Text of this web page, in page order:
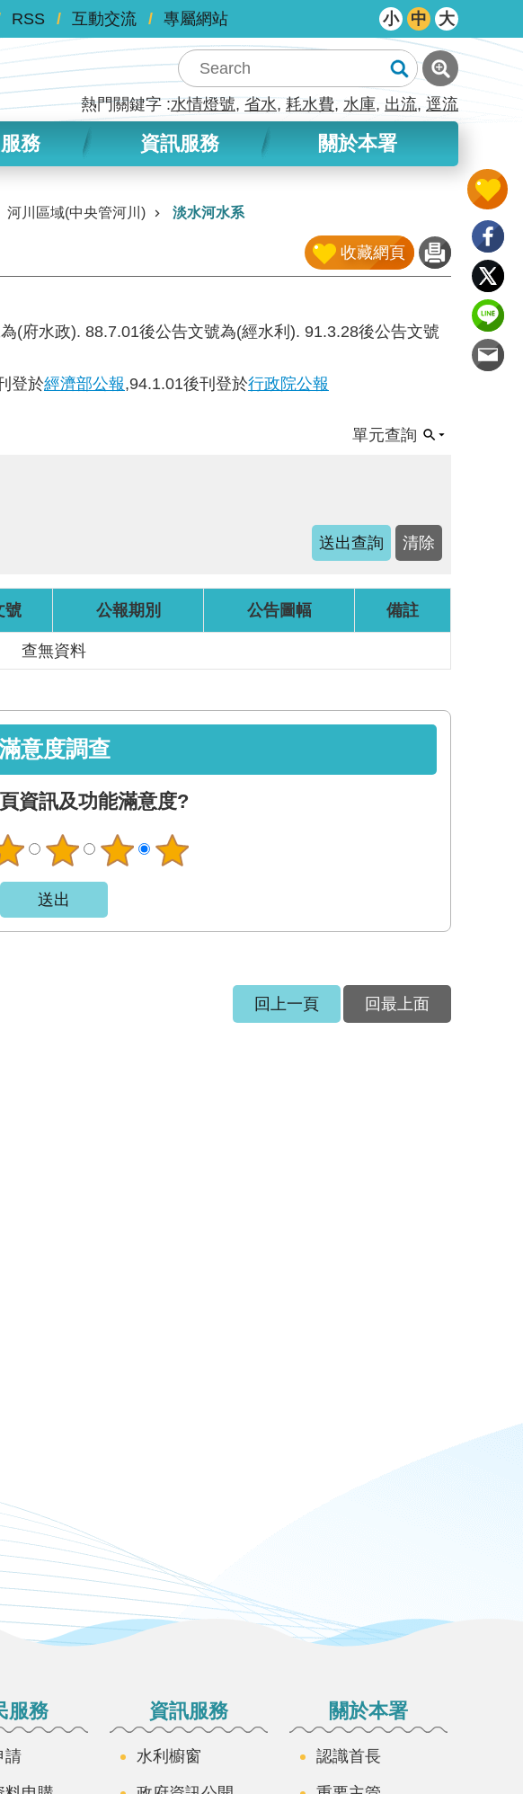
RSS 互動交流 專屬網站 小 中 大
熱門關鍵字 水情燈號 省水 耗水費 水庫 出流 逕流
務 資訊服務 關於本署
河川區域(中央管河川) 淡水河水系
收藏網頁
(府水政). 88.7.01後公告文號為(經水利). 91.3.28後公告文號
登於經濟部公報,94.1.01後刊登於行政院公報
單元查詢
號 公報期別 公告圖幅 備註
查無資料
意度調查
資訊及功能滿意度?
回上一頁 回最上面
服務
請
資訊服務
水利櫥窗
關於本署
認識首長